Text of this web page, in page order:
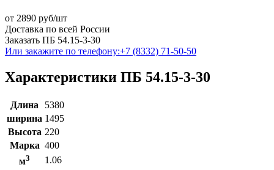
от 2890 руб/шт
Доставка по всей России
Заказать ПБ 54.15-3-30
Или закажите по телефону:+7 (8332) 71-50-50
Характеристики ПБ 54.15-3-30
Длина
5380
ширина 1495
Высота 220
Марка 400
м3
1.06